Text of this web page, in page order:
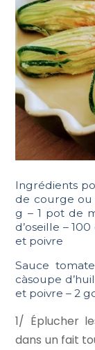
Ingrédients
de courge ou
g – 1 pot de
d’oseille –
et poivre
Sauce
càsoupe
et poivre – 2
1/ Éplucher
dans un fait